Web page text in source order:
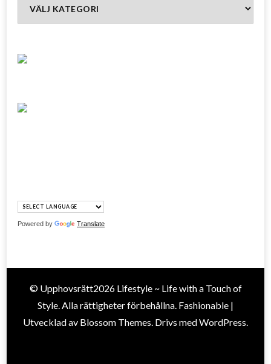
Powered by Translate
© Upphovsrätt2026 Lifestyle ~ Life with a Touch of
Style. Alla rättigheter förbehållna. Fashionable |
Utvecklad av Blossom Themes. Drivs medWordPress.